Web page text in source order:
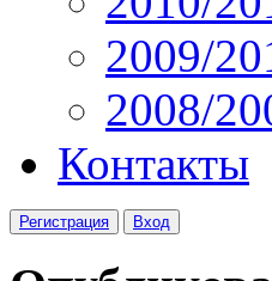
2009/
2008/
Контакты
Регистрация Вход